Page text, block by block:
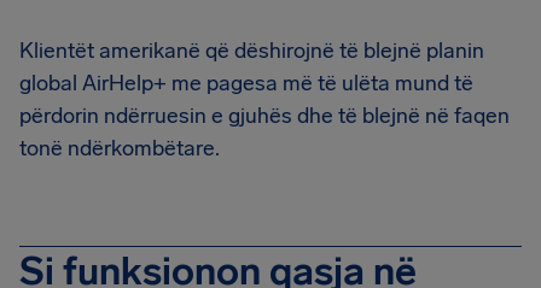
Klientët amerikanë që dëshirojnë të blejnë planin
global AirHelp+ me pagesa më të ulëta mund të
përdorin ndërruesin e gjuhës dhe të blejnë në faqen
tonë ndërkombëtare.
Si funksionon qasja në